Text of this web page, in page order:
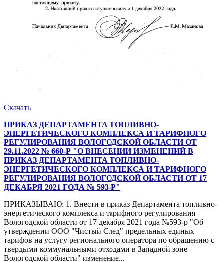
Скачать
ПРИКАЗ ДЕПАРТАМЕНТА ТОПЛИВНО-
ЭНЕРГЕТИЧЕСКОГО КОМПЛЕКСА И ТАРИФНОГО
РЕГУЛИРОВАНИЯ ВОЛОГОДСКОЙ ОБЛАСТИ ОТ
29.11.2022 № 660-Р "О ВНЕСЕНИИ ИЗМЕНЕНИЙ В
ПРИКАЗ ДЕПАРТАМЕНТА ТОПЛИВНО-
ЭНЕРГЕТИЧЕСКОГО КОМПЛЕКСА И ТАРИФНОГО
РЕГУЛИРОВАНИЯ ВОЛОГОДСКОЙ ОБЛАСТИ ОТ 17
ДЕКАБРЯ 2021 ГОДА № 593-Р"
ПРИКАЗЫВАЮ: 1. Внести в приказ Департамента топливно-
энергетического комплекса и тарифного регулирования
Вологодской области от 17 декабря 2021 года №593-р "Об
утверждении ООО "Чистый След" предельных единых
тарифов на услугу регионального оператора по обращению с
твердыми коммунальными отходами в Западной зоне
Вологодской области" изменение...